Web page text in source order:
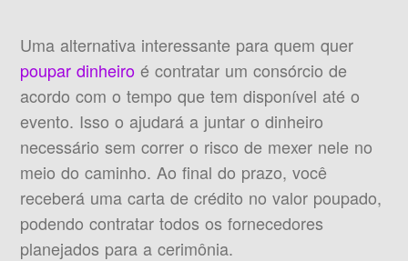
Uma alternativa interessante para quem quer
poupar dinheiro é contratar um consórcio de
acordo com o tempo que tem disponível até o
evento. Isso o ajudará a juntar o dinheiro
necessário sem correr o risco de mexer nele no
meio do caminho. Ao final do prazo, você
receberá uma carta de crédito no valor poupado,
podendo contratar todos os fornecedores
planejados para a cerimônia.